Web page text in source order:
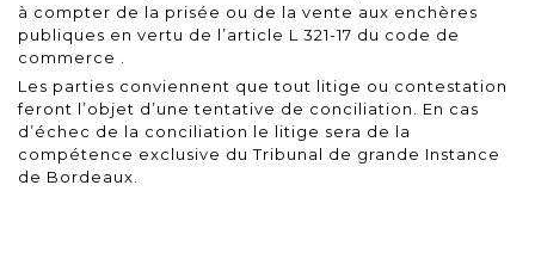
à compter de la prisée ou de la vente aux enchères
publiques en vertu de l’article L 321-17 du code de
commerce
Les parties conviennent que tout litige ou contestation
feront l’objet d’une tentative de conciliation. En cas
d’échec de la conciliation le litige sera de la
compétence exclusive du Tribunal de grande Instance
de Bordeaux.